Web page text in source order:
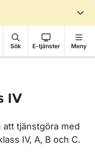
Sök E-tjänster Meny
IV
att tjänstgöra med
IV, A, B och C.